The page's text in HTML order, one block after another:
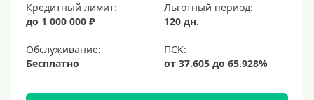
Кредитный лимит:
до 1 000 000 ₽
Льготный период:
120 дн.
Обслуживание:
Бесплатно